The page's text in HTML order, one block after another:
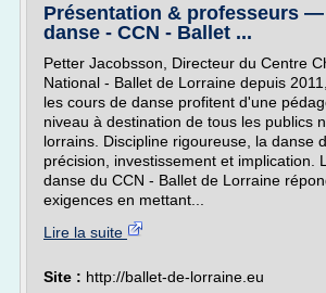
Présentation & professeurs
danse - CCN - Ballet ...
Petter Jacobsson, Directeur du Centre
National - Ballet de Lorraine depuis
les cours de danse profitent d'une
niveau à destination de tous les publics
lorrains. Discipline rigoureuse, la danse
précision, investissement et implication.
danse du CCN - Ballet de Lorraine
exigences en mettant...
Lire la suite
Site : http://ballet-de-lorraine.eu